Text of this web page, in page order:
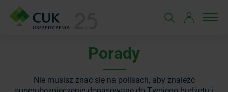
Porady
Nie musisz znać się na polisach, aby znaleźć